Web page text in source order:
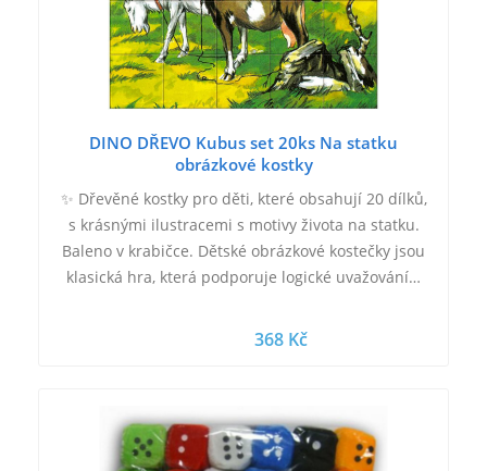
DINO DŘEVO Kubus set 20ks Na statku
obrázkové kostky
✨ Dřevěné kostky pro děti, které obsahují 20 dílků,
s krásnými ilustracemi s motivy života na statku.
Baleno v krabičce. Dětské obrázkové kostečky jsou
klasická hra, která podporuje logické uvažování…
368 Kč